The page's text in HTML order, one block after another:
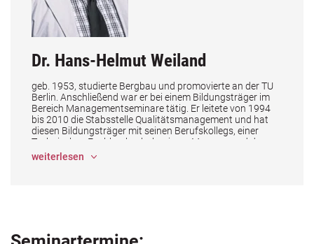
Dr. Hans-Helmut Weiland
geb. 1953, studierte Bergbau und promovierte an der TU
Berlin. Anschließend war er bei einem Bildungsträger im
Bereich Managementseminare tätig. Er leitete von 1994
bis 2010 die Stabsstelle Qualitätsmanagement und hat
diesen Bildungsträger mit seinen Berufskollegs, einer
Technischen Fachhochschule, einem Museum und den
Verwaltungsbereichen 1998 erfolgreich zur
Bildungsorganisation den Bereich Qualitätsmanagement
weiterlesen